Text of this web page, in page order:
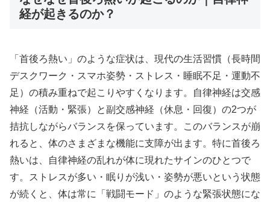
経が起きるのか？
「首後ろ熱い」のような症状は、現代の生活習慣（長時間
デスクワーク・スマホ姿勢・ストレス・睡眠不足・運動不
足）の積み重ねで起こりやすくなります。自律神経は交感
神経（活動・緊張）と副交感神経（休息・回復）の2つが
拮抗しながらバランスを保っています。このバランスが崩
れると、体のさまざまな機能に支障が出ます。特に首後ろ
熱いは、自律神経の乱れが体に現れたサインのひとつで
す。ストレスが多い・眠りが浅い・姿勢が悪いという状態
が続くと、体は常に「戦闘モード」のような緊張状態にな